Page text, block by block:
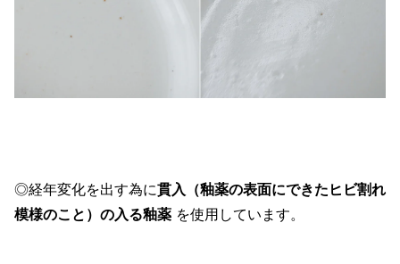
◎経年変化を出す為に貫入（釉薬の表面にできたヒビ割れ
模様のこと）の入る釉薬 を使用しています。